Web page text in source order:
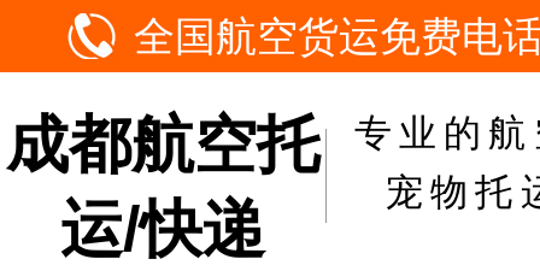
全国航空货运免费电
成都航空托
运/快递
专业的
宠物托